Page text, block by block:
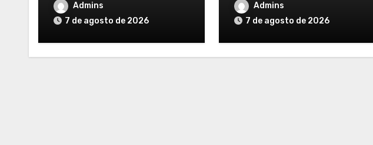
Admins
7 de agosto de 2026
Admins
7 de agosto de 2026